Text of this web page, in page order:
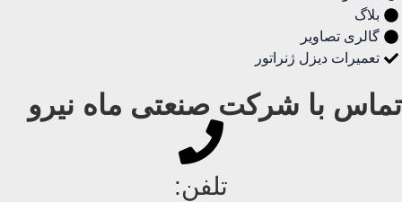
بلاگ
گالری تصاویر
تعمیرات دیزل ژنراتور
تماس با شرکت صنعتی ماه نیرو
تلفن: